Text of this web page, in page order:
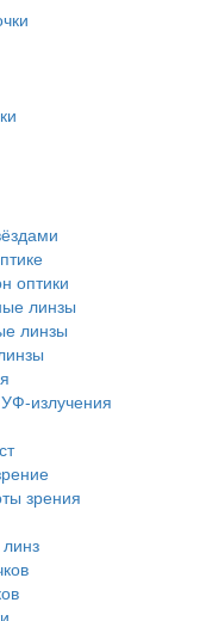
оптики
линзы
линзы
излучения
зрения